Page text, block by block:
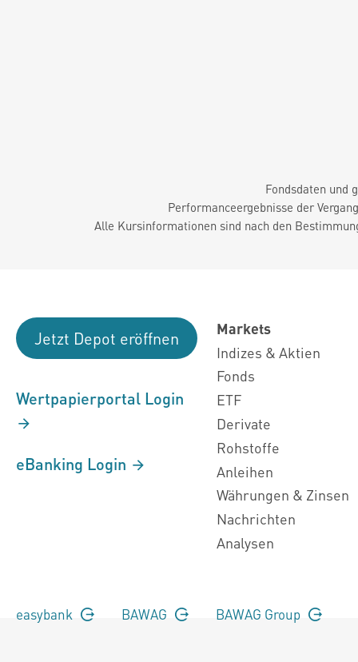
Fondsdaten und
Performanceergebnisse der
Alle Kursinformationen sind nach den
Jetzt Depot eröffnen
Wertpapierportal Login
eBanking Login
Markets
Indizes & Aktien
Fonds
ETF
Derivate
Rohstoffe
Anleihen
Währungen & Zinsen
Nachrichten
Analysen
easybank BAWAG BAWAG Group